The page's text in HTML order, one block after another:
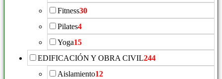
Fitness30
Pilates4
Yoga15
EDIFICACIÓN Y OBRA CIVIL244
Aislamiento12